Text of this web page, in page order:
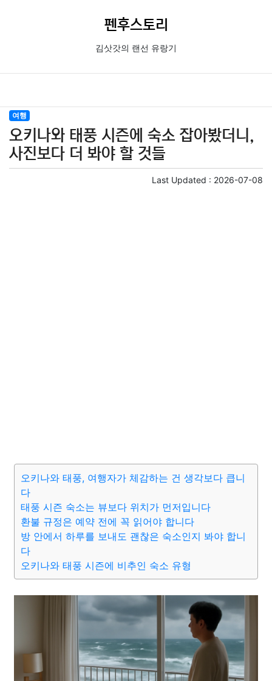
펜후스토리
김삿갓의 랜선 유랑기
여행
오키나와 태풍 시즌에 숙소 잡아봤더니,
사진보다 더 봐야 할 것들
Last Updated : 2026-07-08
오키나와 태풍, 여행자가 체감하는 건 생각보다 큽니
다
태풍 시즌 숙소는 뷰보다 위치가 먼저입니다
환불 규정은 예약 전에 꼭 읽어야 합니다
방 안에서 하루를 보내도 괜찮은 숙소인지 봐야 합니
다
오키나와 태풍 시즌에 비추인 숙소 유형